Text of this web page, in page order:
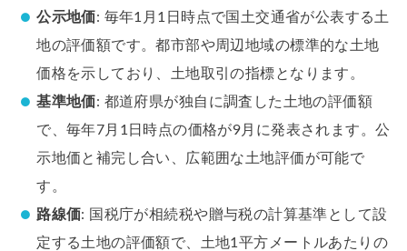
公示地価: 毎年1月1日時点で国土交通省が公表する土
地の評価額です。都市部や周辺地域の標準的な土地
価格を示しており、土地取引の指標となります。
基準地価: 都道府県が独自に調査した土地の評価額
で、毎年7月1日時点の価格が9月に発表されます。公
示地価と補完し合い、広範囲な土地評価が可能で
す。
路線価: 国税庁が相続税や贈与税の計算基準として設
定する土地の評価額で、土地1平方メートルあたりの